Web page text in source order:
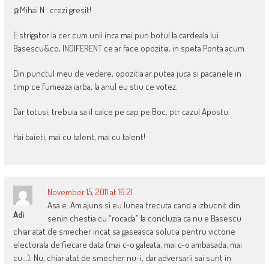
@Mihai N : crezi gresit!
E strigator la cer cum unii inca mai pun botul la cardeala lui
Basescu&co, INDIFERENT ce ar face opozitia, in speta Ponta acum.
Din punctul meu de vedere, opozitia ar putea juca si pacanele in
timp ce fumeaza iarba, la anul eu stiu ce votez.
Dar totusi, trebuia sa il calce pe cap pe Boc, ptr cazul Apostu.
Hai baieti, mai cu talent, mai cu talent!
Adi
November 15, 2011 at 16:21
Asa e. Am ajuns si eu lunea trecuta cand a izbucnit din
senin chestia cu “rocada” la concluzia ca nu e Basescu
chiar atat de smecher incat sa gaseasca solutia pentru victorie
electorala de fiecare data (mai c-o galeata, mai c-o ambasada, mai
cu…). Nu, chiar atat de smecher nu-i, dar adversarii sai sunt in